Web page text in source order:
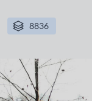
8836